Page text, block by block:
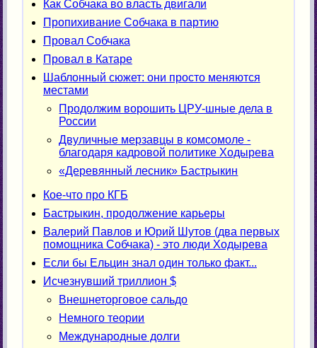
Как Собчака во власть двигали
Пропихивание Собчака в партию
Провал Собчака
Провал в Катаре
Шаблонный сюжет: они просто меняются
местами
Продолжим ворошить ЦРУ-шные дела в
России
Двуличные мерзавцы в комсомоле -
благодаря кадровой политике Ходырева
«Деревянный лесник» Бастрыкин
Кое-что про КГБ
Бастрыкин, продолжение карьеры
Валерий Павлов и Юрий Шутов (два первых
помощника Собчака) - это люди Ходырева
Если бы Ельцин знал один только факт...
Исчезнувший триллион $
Внешнеторговое сальдо
Немного теории
Международные долги